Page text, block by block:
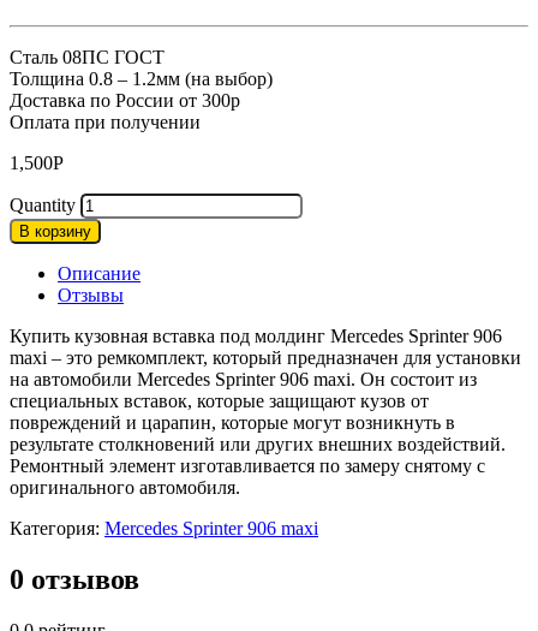
Сталь 08ПС ГОСТ
Толщина 0.8 – 1.2мм (на выбор)
Доставка по России от 300р
Оплата при получении
1,500Р
Quantity
В корзину
Описание
Отзывы
Купить кузовная вставка под молдинг Mercedes Sprinter 906
maxi – это ремкомплект, который предназначен для установки
на автомобили Mercedes Sprinter 906 maxi. Он состоит из
специальных вставок, которые защищают кузов от
повреждений и царапин, которые могут возникнуть в
результате столкновений или других внешних воздействий.
Ремонтный элемент изготавливается по замеру снятому с
оригинального автомобиля.
Категория: Mercedes Sprinter 906 maxi
0 отзывов